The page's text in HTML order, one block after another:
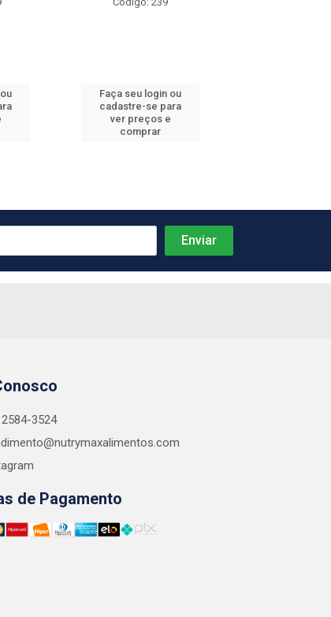
Faça seu login ou
cadastre-se para
ver preços e
comprar
3524
de Pagamento